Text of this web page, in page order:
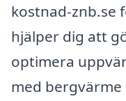
kostnad-znb.se
hjälper dig att
optimera
med bergvärme